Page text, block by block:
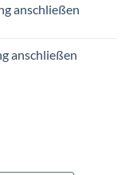
anschließen
anschließen